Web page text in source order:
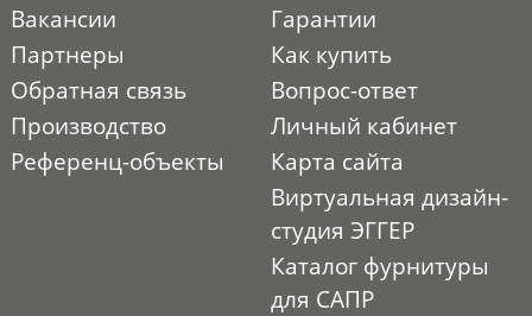
Вакансии
Партнеры
Обратная связь
Производство
Референц-объекты
Гарантии
Как купить
Вопрос-ответ
Личный кабинет
Карта сайта
Виртуальная дизайн-
студия ЭГГЕР
Каталог фурнитуры
для САПР